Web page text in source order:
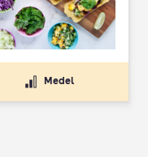
Medel